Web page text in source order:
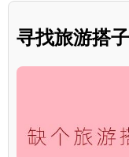
寻找旅游搭